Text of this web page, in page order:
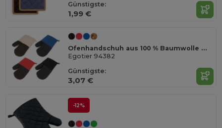
Günstigste:
1,99 €
Ofenhandschuh aus 100 % Baumwolle mit Gummi auf einer Seite
Egotier 94382
Günstigste:
3,07 €
-12%